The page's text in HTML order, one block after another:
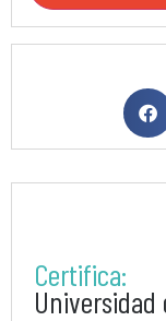
Certifica:
Universidad